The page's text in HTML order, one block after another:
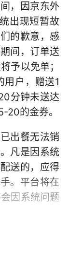
，因京东外
出现短暂故
的歉意，感
间，订单送
予以免单；
户，赠送1
分钟未送达
20的金券。
出餐无法销
凡是因系统
送的，应得
。平台将在
因系统问题